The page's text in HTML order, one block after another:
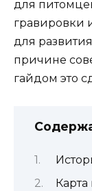
для
гравировки
для
причине
гайдом это